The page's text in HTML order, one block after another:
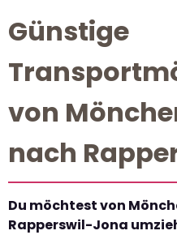
Günstige
von
nach
Du möchtest von
Rapperswil-Jona